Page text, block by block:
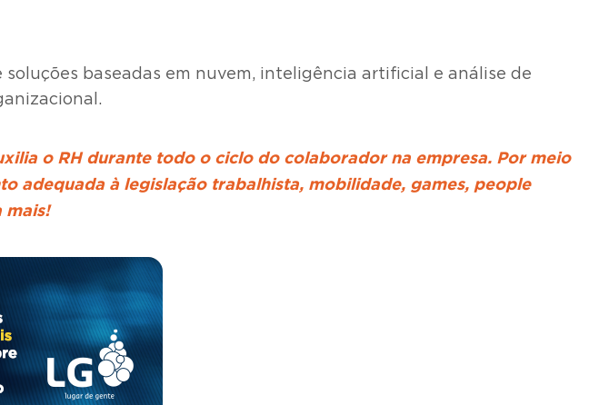
baseadas em nuvem, inteligência artificial e análise de
o RH durante todo o ciclo do colaborador na empresa. Por meio
adequada à legislação trabalhista, mobilidade, games, people
mais!